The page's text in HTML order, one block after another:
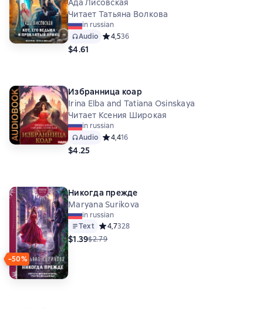
Ада Лисовская
Читает Татьяна Волкова
in russian
Audio Средний рейтинг 4,5 на основе 36 оценок
4,536
$4.61
Избранница коар
Irina Elba and Tatiana Osinskaya
Читает Ксения Широкая
in russian
Audio Средний рейтинг 4,4 на основе 16 оценок
4,416
$4.25
−50%
Никогда прежде
Maryana Surikova
in russian
Text Средний рейтинг 4,7 на основе 328 оценок
4,7328
$1.39$2.79